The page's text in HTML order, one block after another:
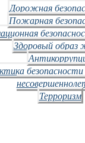
Дорожная
Пожарная
Здоровый образ
Терроризм